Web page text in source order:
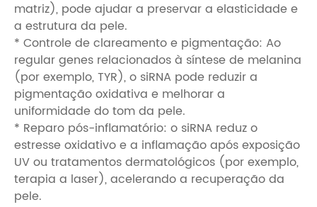
matriz), pode ajudar a preservar a elasticidade e
a estrutura da pele.
* Controle de clareamento e pigmentação: Ao
regular genes relacionados à síntese de melanina
(por exemplo, TYR), o siRNA pode reduzir a
pigmentação oxidativa e melhorar a
uniformidade do tom da pele.
* Reparo pós-inflamatório: o siRNA reduz o
estresse oxidativo e a inflamação após exposição
UV ou tratamentos dermatológicos (por exemplo,
terapia a laser), acelerando a recuperação da
pele.